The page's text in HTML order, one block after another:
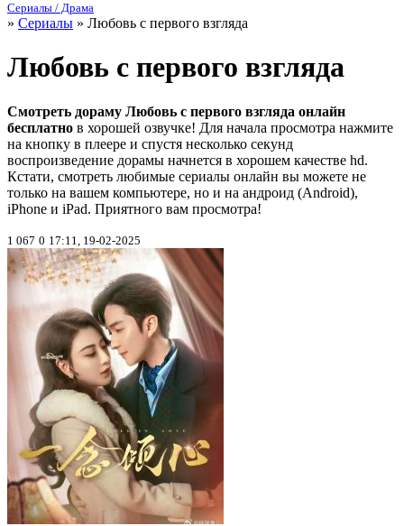
Сериалы / Драма
» Сериалы » Любовь с первого взгляда
Любовь с первого взгляда
Смотреть дораму Любовь с первого взгляда онлайн
бесплатно в хорошей озвучке! Для начала просмотра нажмите
на кнопку в плеере и спустя несколько секунд
воспроизведение дорамы начнется в хорошем качестве hd.
Кстати, смотреть любимые сериалы онлайн вы можете не
только на вашем компьютере, но и на андроид (Android),
iPhone и iPad. Приятного вам просмотра!
1 067 0 17:11, 19-02-2025